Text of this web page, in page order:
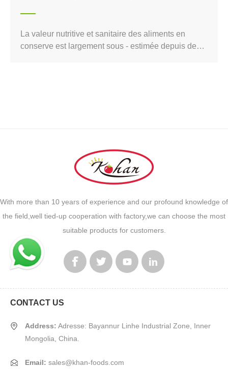
La valeur nutritive et sanitaire des aliments en
conserve est largement sous - estimée depuis de
With more than 10 years of experience and our profound knowledge of
the field,well tied-up cooperation with factory,we can choose the most
suitable products for customers.
CONTACT US
Address: Adresse: Bayannur Linhe Industrial Zone, Inner
Mongolia, China.
Email: sales@khan-foods.com